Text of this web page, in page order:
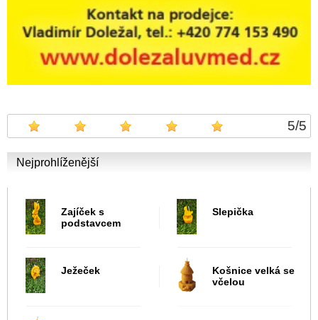
5/5
Nejprohlíženější
Zajíček s
podstavcem
Slepička
Ježeček
Košnice velká se
včelou